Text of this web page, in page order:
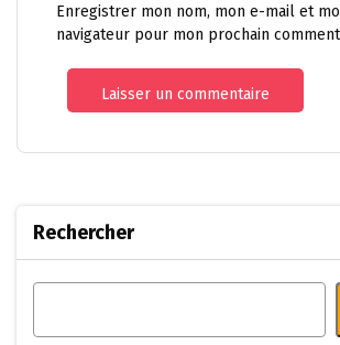
Enregistrer mon nom, mon e-mail et
navigateur pour mon prochain
Rechercher